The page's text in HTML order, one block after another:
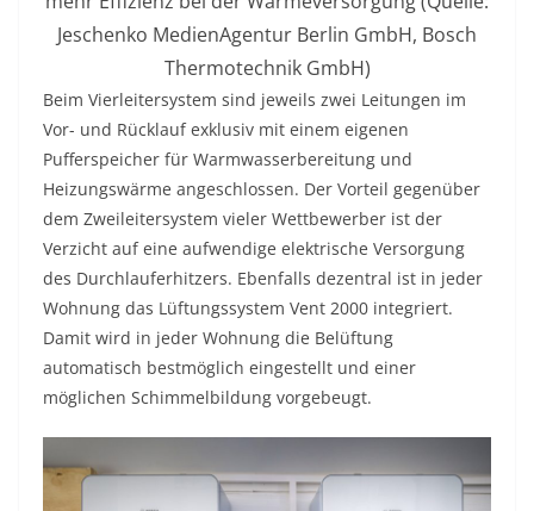
Jeschenko MedienAgentur Berlin GmbH, Bosch
Thermotechnik GmbH)
Beim Vierleitersystem sind jeweils zwei Leitungen im
Vor- und Rücklauf exklusiv mit einem eigenen
Pufferspeicher für Warmwasserbereitung und
Heizungswärme angeschlossen. Der Vorteil gegenüber
dem Zweileitersystem vieler Wettbewerber ist der
Verzicht auf eine aufwendige elektrische Versorgung
des Durchlauferhitzers. Ebenfalls dezentral ist in jeder
Wohnung das Lüftungssystem Vent 2000 integriert.
Damit wird in jeder Wohnung die Belüftung
automatisch bestmöglich eingestellt und einer
möglichen Schimmelbildung vorgebeugt.